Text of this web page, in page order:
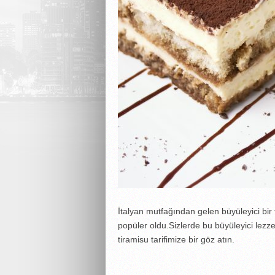
İtalyan mutfağından gelen büyüleyici
popüler oldu.Sizlerde bu büyüleyici
tiramisu tarifimize bir göz atın.